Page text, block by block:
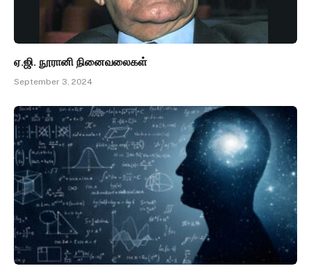
ஏ.ஜி. நூரானி நினைவலைகள்
September 3, 2024